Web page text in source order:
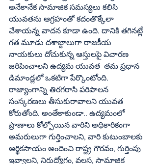
అనేకానేక సామాజిక సమస్యలు కలిసి
యువతను ఆగ్రహంతో కదంతొక్కేలా
చేశాయన్న వాదన కూడా ఉంది. దానికి తగినట్లే
గత మూడు దశాబ్దాలుగా రాజకీయ
నాయకులు దోచుకున్న ఆస్తులపై విచారణ
జరిపించాలని ఉద్యమ యువత  తమ ప్రధాన
డిమాండ్లలో ఒకటిగా పేర్కొంటోంది.
రాజ్యాంగాన్ని తిరగరాసి పరిపాలన
సంస్కరణలు తీసుకురావాలని యువత
కోరుతోంది. అంతేకాకుండా.. ఉద్యమంలో
ప్రాణాలు కోల్పోయిన వారిని అధికారికంగా
అమరులుగా గుర్తించాలని, వారి కుటుంబాలకు
ఆర్థికసాయం అందించి రాష్ట్ర గౌరవం, గుర్తింపు
ఇవ్వాలని, నిరుద్యోగం, వలస, సామాజిక